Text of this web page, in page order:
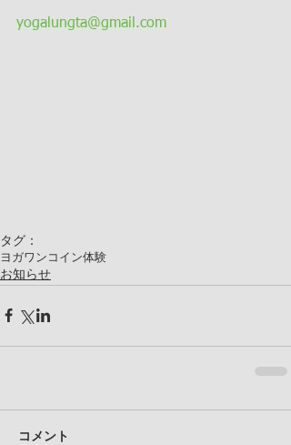
yogalungta@gmail.com
タグ：
ヨガワンコイン体験
お知らせ
コメント